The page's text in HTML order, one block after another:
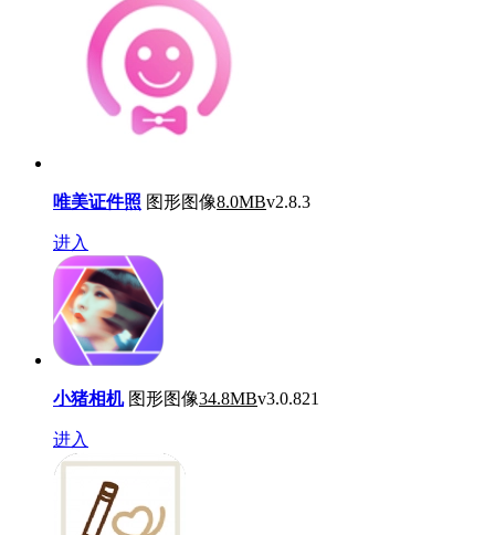
唯美证件照 图形图像8.0MBv2.8.3
进入
小猪相机 图形图像34.8MBv3.0.821
进入